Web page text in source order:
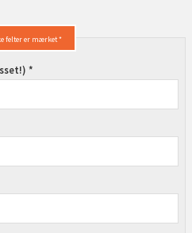
felter er mærket *
*